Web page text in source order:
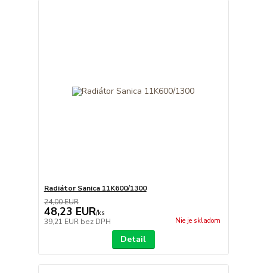
Radiátor Sanica 11K600/1300
24,00 EUR
48,23 EUR/ks
39,21 EUR bez DPH Nie je skladom
Detail